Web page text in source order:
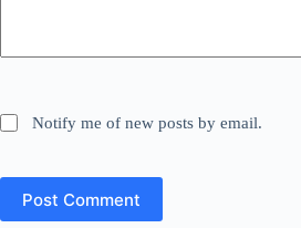
Notify me of new posts by email.
Post Comment